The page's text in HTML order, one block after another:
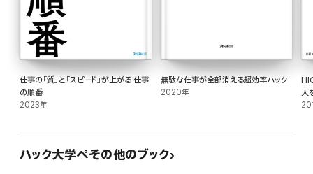
それは、物事を「俯瞰」して考えられるかどうかです。
実は、仕事がデキる人ほど、「無意識」に「とあること」に対して頭を使っています。
それは「相手」に「憑依」する、ということ。それには、メタ(高次)の視点に立つこと
が重要です。
仕事の「質」と「スピード」が上がる 仕事
の順番
2023年
無駄な仕事が全部消える超効率ハック
2020年
人
ト
ハック大学ぺその他のブック